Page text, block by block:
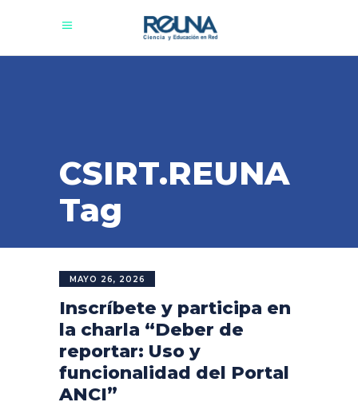
CSIRT.REUNA
Tag
MAYO 26, 2026
Inscríbete y participa en
la charla “Deber de
reportar: Uso y
funcionalidad del Portal
ANCI”